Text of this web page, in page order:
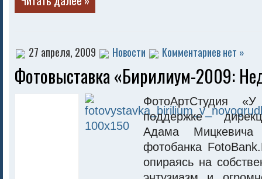
27 апреля, 2009 Новости Комментариев нет »
Фотовыставка «Бирилиум-2009:
ФотоАртСтудия
поддержке
Адама Мицкевича
фотобанка
опираясь на